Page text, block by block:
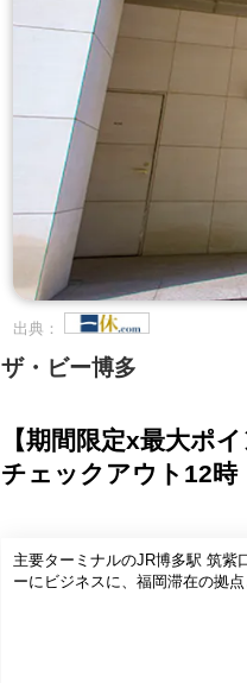
出典：
ザ・ビー博多
【期間限定x最大ポ
チェックアウト12時
主要ターミナルのJR博多駅 筑紫
ーにビジネスに、福岡滞在の拠